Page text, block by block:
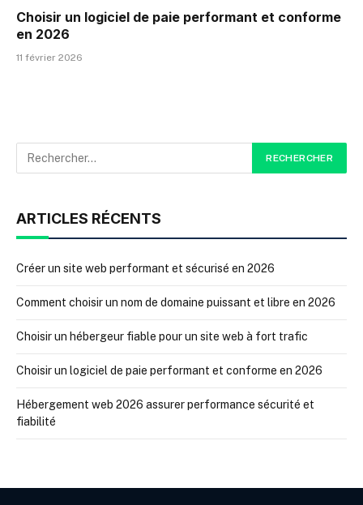
Choisir un logiciel de paie performant et conforme
en 2026
11 février 2026
ARTICLES RÉCENTS
Créer un site web performant et sécurisé en 2026
Comment choisir un nom de domaine puissant et libre en 2026
Choisir un hébergeur fiable pour un site web à fort trafic
Choisir un logiciel de paie performant et conforme en 2026
Hébergement web 2026 assurer performance sécurité et
fiabilité